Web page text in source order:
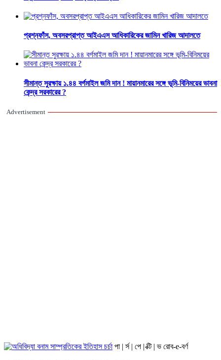
প্রশ্নফাঁস, অবসরপ্রাপ্ত আইএএস আধিকারিকের জামিন খারিজ আদালতে
সীমান্ত সুরক্ষায় ১.৪৪ বর্গমাইল জমি দান ! মায়ানমারের সঙ্গে ভূমি-বিনিময়ের ভাবনা
কেন্দ্র সরকারের ?
Advertisement
পা | র্স | পে | ক্টি | ভ রোব-e-বর্ণ